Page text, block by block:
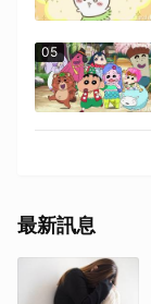
05
最新訊息